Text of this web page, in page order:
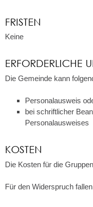
FRISTEN
Keine
ERFORDERLICHE
Die Gemeinde kann
Personalausweis
bei schriftlicher
Personalausweises
KOSTEN
Die Kosten für die
Für den Widerspruch